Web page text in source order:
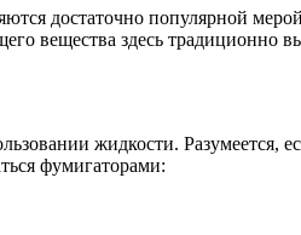
достаточно популярной
вещества здесь традиционно
жидкости. Разумеется,
фумигаторами: